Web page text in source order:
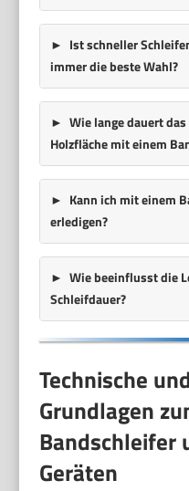
Ist schneller
immer die beste Wahl?
Wie lange dauert
Holzfläche mit einem
Kann ich mit einem
erledigen?
Wie beeinflusst die
Schleifdauer?
Technische
Grundlagen
Bandschleifer
Geräten